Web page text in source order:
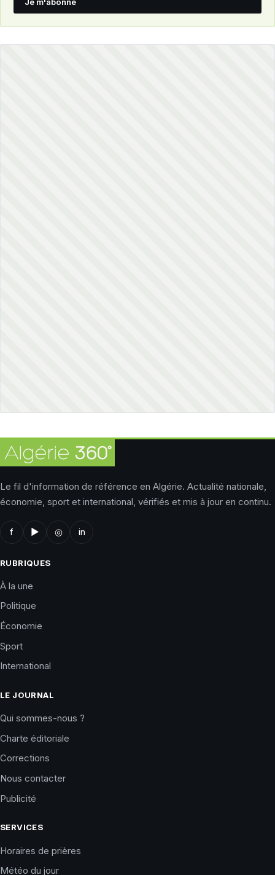
Je m'abonne
Le fil d'information de référence en Algérie. Actualité nationale,
économie, sport et international, vérifiés et mis à jour en continu.
f ▶ ◎ in
RUBRIQUES
À la une
Politique
Économie
Sport
International
LE JOURNAL
Qui sommes-nous ?
Charte éditoriale
Corrections
Nous contacter
Publicité
SERVICES
Horaires de prières
Météo du jour